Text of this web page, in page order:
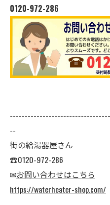
0120-972-286
--
街の給湯器屋さん
☎0120-972-286
✉お問い合わせはこちら
https://waterheater-shop.com/